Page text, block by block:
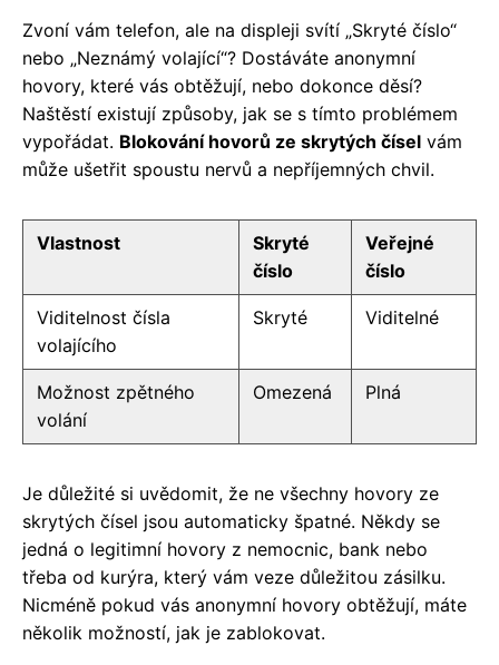
Zvoní vám telefon, ale na displeji svítí „Skryté číslo“
nebo „Neznámý volající“? Dostáváte anonymní
hovory, které vás obtěžují, nebo dokonce děsí?
Naštěstí existují způsoby, jak se s tímto problémem
vypořádat. Blokování hovorů ze skrytých čísel vám
může ušetřit spoustu nervů a nepříjemných chvil.
Vlastnost
Skryté
číslo
Veřejné
číslo
Viditelnost čísla
volajícího
Skryté Viditelné
Možnost zpětného
volání
Omezená Plná
Je důležité si uvědomit, že ne všechny hovory ze
skrytých čísel jsou automaticky špatné. Někdy se
jedná o legitimní hovory z nemocnic, bank nebo
třeba od kurýra, který vám veze důležitou zásilku.
Nicméně pokud vás anonymní hovory obtěžují, máte
několik možností, jak je zablokovat.